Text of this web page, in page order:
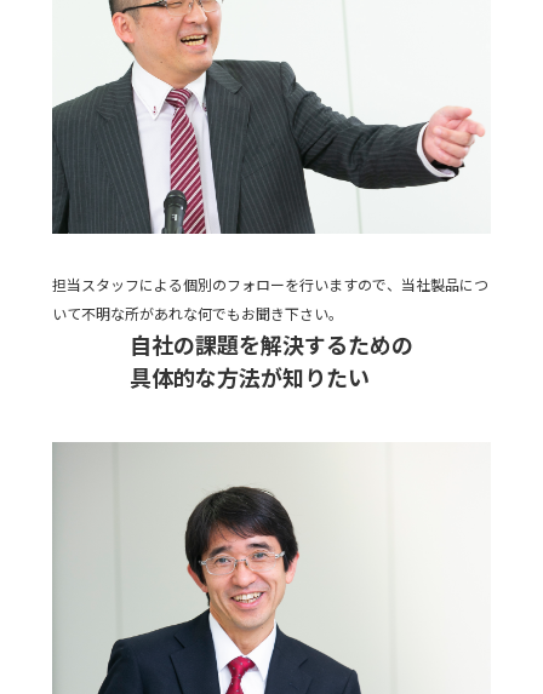
担当スタッフによる個別のフォローを行いますので、当社製品につ
いて不明な所があれな何でもお聞き下さい。
自社の課題を解決するための
具体的な方法が知りたい